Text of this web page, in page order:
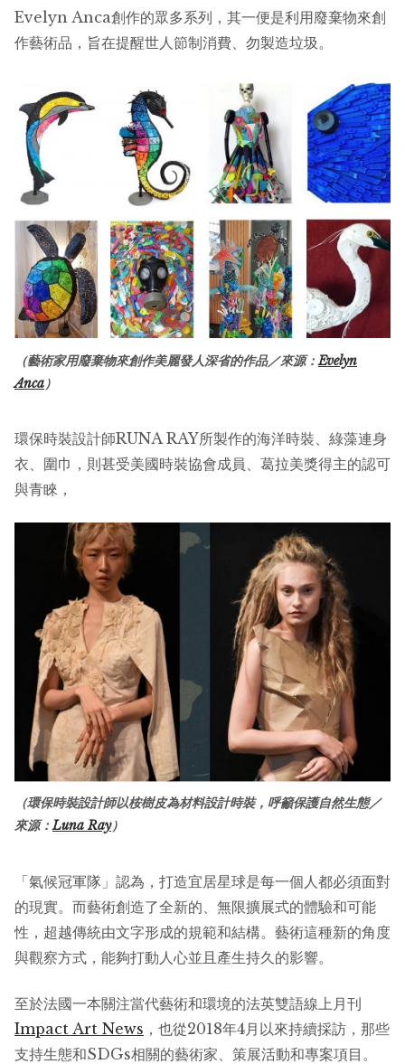
Evelyn Anca創作的眾多系列，其一便是利用廢棄物來創
作藝術品，旨在提醒世人節制消費、勿製造垃圾。
（藝術家用廢棄物來創作美麗發人深省的作品／來源： Evelyn
Anca）
環保時裝設計師RUNA RAY所製作的海洋時裝、綠藻連身
衣、圍巾，則甚受美國時裝協會成員、葛拉美獎得主的認可
與青睞，
（環保時裝設計師以桉樹皮為材料設計時裝，呼籲保護自然生態／
來源：Luna Ray）
「氣候冠軍隊」認為，打造宜居星球是每一個人都必須面對
的現實。而藝術創造了全新的、無限擴展式的體驗和可能
性，超越傳統由文字形成的規範和結構。藝術這種新的角度
與觀察方式，能夠打動人心並且產生持久的影響。
至於法國一本關注當代藝術和環境的法英雙語線上月刊
Impact Art News ，也從2018年4月以來持續採訪，那些
支持生態和SDGs相關的藝術家、策展活動和專案項目。